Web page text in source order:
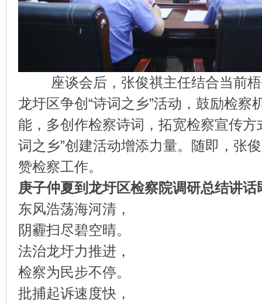
座谈会后，张俊祺主任结合当前梧
龙圩区争创“诗词之乡”活动，鼓励检察
能，多创作检察诗词，拓宽检察宣传方
词之乡”创建活动增添力量。随即，张
赞检察工作。
庚子仲夏到龙圩区检察院调研总结讲话
东风浩荡海河清，
阴霾扫尽碧空晴。
法治龙圩力推进，
检察为民步不停。
批捕起诉速度快，